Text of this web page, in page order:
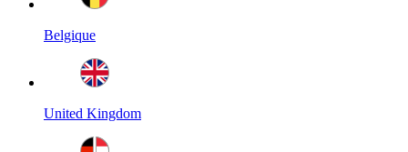
Belgique
United Kingdom